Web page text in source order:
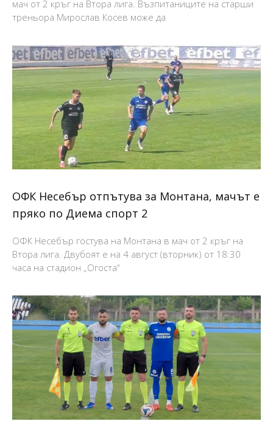
мач от 2 кръг на Втора лига. Възпитаниците на старши
треньора Мирослав Косев може да
ОФК Несебър отпътува за Монтана, мачът е
пряко по Диема спорт 2
ОФК Несебър гостува на Монтана в мач от 2 кръг на
Втора лига. Двубоят е на 4 август (вторник) от 18:30
часа на стадион „Огоста“